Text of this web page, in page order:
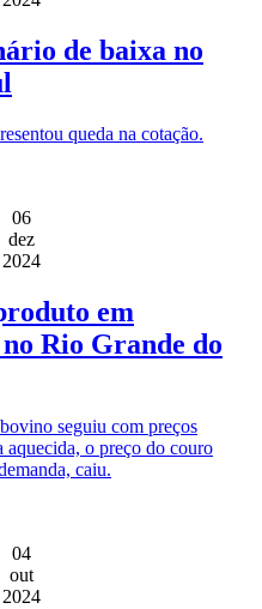
de baixa no
queda na cotação.
06
dez
2024
em
Rio Grande do
seguiu com preços
aquecida, o preço do couro
caiu.
04
out
2024